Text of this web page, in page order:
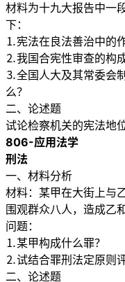
材料为十九大报告中一
下：
⒈宪法在良法善治中的
⒉我国合宪性审查的构成
⒊全国人大及其常委会
么？
二、论述题
试论检察机关的宪法地
806-应用法学
刑法
一、材料分析
材料：某甲在大街上与
围观群众八人，造成乙
问题：
⒈某甲构成什么罪？
⒉试结合罪刑法定原则
二、论述题